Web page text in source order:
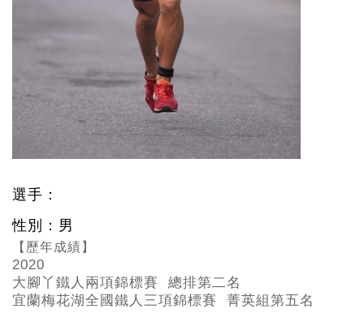
選手：
性別：男
【歷年成績】
2020
大腳丫鐵人兩項錦標賽 總排第二名
宜蘭梅花湖全國鐵人三項錦標賽 菁英組第五名